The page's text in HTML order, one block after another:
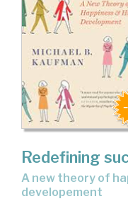
Redefining
a new theory of happiness and human
developement